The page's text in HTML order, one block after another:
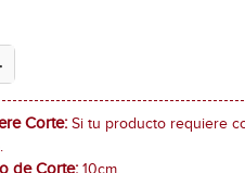
Corte: Si tu producto requiere
de Corte: 10cm.